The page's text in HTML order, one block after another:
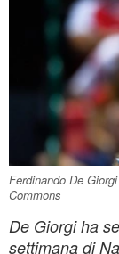
Ferdinando De
Commons
De Giorgi ha
settimana di